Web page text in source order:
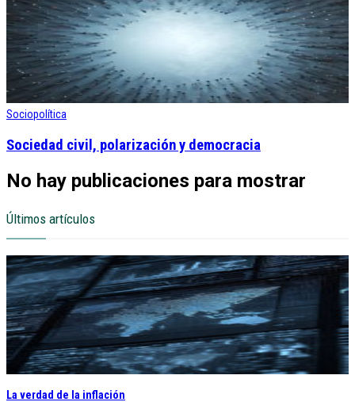
Sociopolítica
Sociedad civil, polarización y democracia
No hay publicaciones para mostrar
Últimos artículos
La verdad de la inflación